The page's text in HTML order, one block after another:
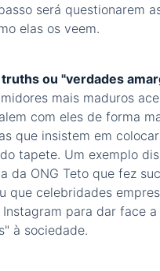
será questionarem
elas os veem.
ou "verdades
mais maduros
com eles de forma
que insistem em
tapete. Um exemplo
da ONG Teto que fez
que celebridades
para dar face a
à sociedade.